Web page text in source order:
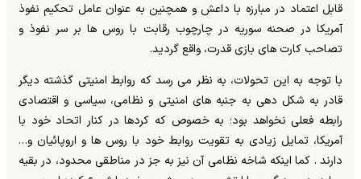
قابل اعتماد در مبارزه با داعش و همچنین به عنوان عامل تحکیم نفوذ
آمریکا در صحنه سوریه در چارچوب رقابت با روس ها بر سر نفوذ و
تصاحب کارت های بازی قدرت، واقع گردید.
با توجه به این تحولات، به نظر می رسد که روابط امنیتی گذشته دیگر
قادر به شکل دهی به جنبه های امنیتی و نظامی، سیاسی و اقتصادی
رابطه فعلی نخواهد بود؛ به خصوص که کردها در کنار اتحاد خود با
آمریکا، تمایل زیادی به تقویت روابط خود با روس ها و اروپائیان و…
دارند . کما اینکه شاخه نظامی آن نیز به جز در مناطقی محدود، در بقیه